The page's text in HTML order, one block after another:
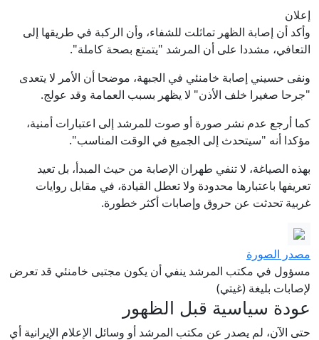
إعلان
وأكد أن إصابة الظهر تماثلت للشفاء، وأن الركبة في طريقها إلى
التعافي، مشددا على أن المرشد "يتمتع بصحة كاملة".
ونفى حسيني إصابة خامنئي في الجبهة، موضحا أن الأمر لا يتعدى
"جرحا صغيرا خلف الأذن" لا يظهر بسبب العمامة وقد عولج.
كما أرجع عدم نشر صورة أو صوت للمرشد إلى اعتبارات أمنية،
مؤكدا أنه "سيتحدث إلى الجميع في الوقت المناسب".
بهذه الصياغة، لا تنفي طهران الإصابة من حيث المبدأ، بل تعيد
تعريفها باعتبارها محدودة ولا تعطل القيادة، في مقابل روايات
غربية تحدثت عن حروق وإصابات أكثر خطورة.
مصدر الصورة
مسؤول في مكتب المرشد ينفي أن يكون مجتبى خامنئي قد تعرض
لإصابات بليغة (غيتي)
عودة سياسية قبل الظهور
حتى الآن، لم يصدر عن مكتب المرشد أو وسائل الإعلام الإيرانية أي